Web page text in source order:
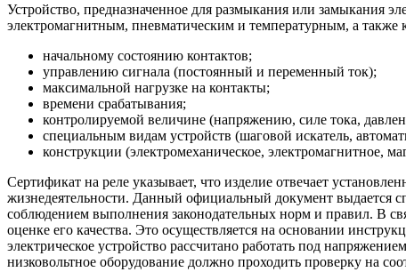
Устройство, предназначенное для размыкания или замыкания
электромагнитным, пневматическим и температурным, а также
начальному состоянию контактов;
управлению сигнала (постоянный и переменный ток);
максимальной нагрузке на контакты;
времени срабатывания;
контролируемой величине (напряжению, силе тока,
специальным видам устройств (шаговой искатель,
конструкции (электромеханическое, электромагнитное,
Сертификат на реле указывает, что изделие отвечает
жизнедеятельности. Данный официальный документ выдается
соблюдением выполнения законодательных норм и правил. В
оценке его качества. Это осуществляется на основании
электрическое устройство рассчитано работать под
низковольтное оборудование должно проходить проверку на